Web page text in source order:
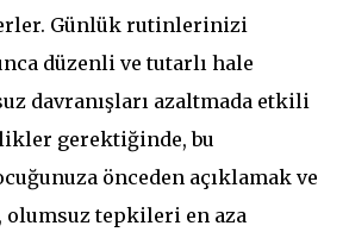
Günlük rutinlerinizi
düzenli ve tutarlı hale
davranışları azaltmada etkili
gerektiğinde, bu
önceden açıklamak ve
olumsuz tepkileri en aza